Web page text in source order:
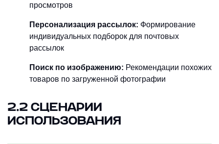
просмотров
Персонализация рассылок: Формирование
индивидуальных подборок для почтовых
рассылок
Поиск по изображению: Рекомендации похожих
товаров по загруженной фотографии
2.2 СЦЕНАРИИ
ИСПОЛЬЗОВАНИЯ